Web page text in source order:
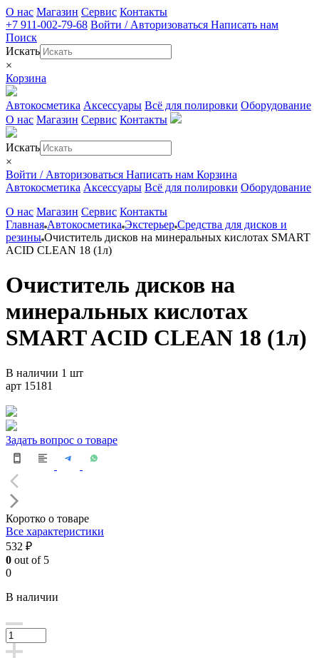
О нас Магазин Сервис Контакты
+7 911-002-79-68 Войти / Авторизоваться Написать нам
Поиск
Искать
×
Корзина
Автокосметика Аксессуары Всё для полировки Оборудование
О нас Магазин Сервис Контакты
Искать
×
Войти / Авторизоваться Написать нам Корзина
Автокосметика Аксессуары Всё для полировки Оборудование
О нас Магазин Сервис Контакты
Главная Автокосметика Экстерьер Средства для дисков и
резины Очиститель дисков на минеральных кислотах SMART
ACID CLEAN 18 (1л)
Очиститель дисков на
минеральных кислотах
SMART ACID CLEAN 18 (1л)
В наличии 1 шт
арт 15181
Задать вопрос о товаре
Коротко о товаре
Все характеристики
532 ₽
0 out of 5
0
В наличии